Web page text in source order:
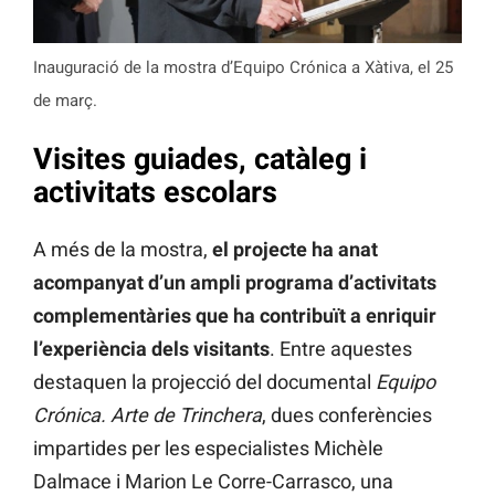
Inauguració de la mostra d’Equipo Crónica a Xàtiva, el 25
de març.
Visites guiades, catàleg i
activitats escolars
A més de la mostra, el projecte ha anat
acompanyat d’un ampli programa d’activitats
complementàries que ha contribuït a enriquir
l’experiència dels visitants. Entre aquestes
destaquen la projecció del documental Equipo
Crónica. Arte de Trinchera, dues conferències
impartides per les especialistes Michèle
Dalmace i Marion Le Corre-Carrasco, una